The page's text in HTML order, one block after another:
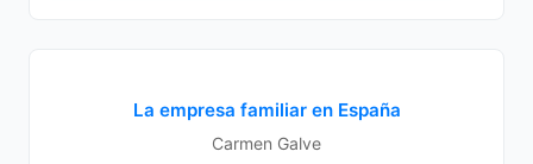
La empresa familiar en España
Carmen Galve